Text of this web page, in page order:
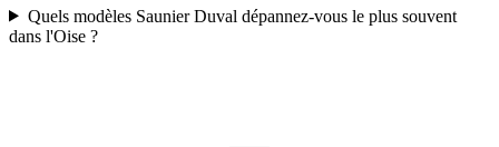
Quels modèles Saunier Duval dépannez-vous le plus souvent
dans l'Oise ?